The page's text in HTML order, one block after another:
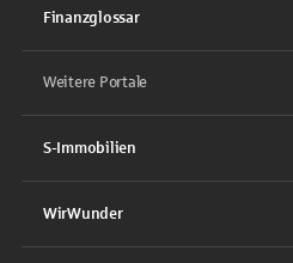
Finanzglossar
Weitere Portale
S-Immobilien
WirWunder